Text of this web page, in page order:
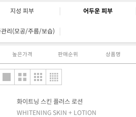
지성 피부 어두운 피부
관리(모공/주름/보습)
높은가격 판매순위 상품명
화이트닝 스킨 플러스 로션
WHITENING SKIN + LOTION